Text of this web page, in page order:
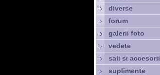
diverse
forum
galerii foto
vedete
sali si accesorii
suplimente